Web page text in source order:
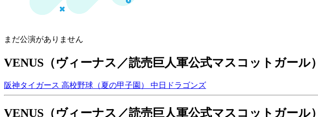
まだ公演がありません
VENUS（ヴィーナス／読売巨人軍公式マスコットガール
阪神タイガース 高校野球（夏の甲子園） 中日ドラゴンズ
VENUS（ヴィーナス／読売巨人軍公式マスコットガール